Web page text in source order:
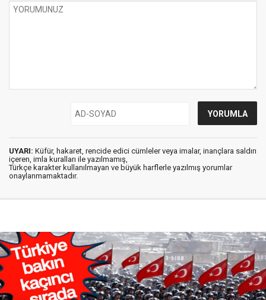
UYARI: Küfür, hakaret, rencide edici cümleler veya imalar, inançlara saldırı
içeren, imla kuralları ile yazılmamış,
Türkçe karakter kullanılmayan ve büyük harflerle yazılmış yorumlar
onaylanmamaktadır.